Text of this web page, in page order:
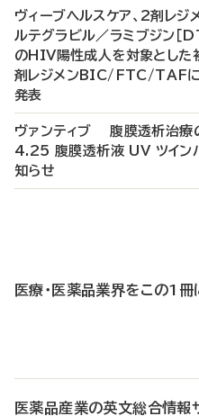
ヴィーブヘルスケア、2剤レジ
ルテグラビル／ラミブジン［
のHIV陽性成人を対象とした
剤レジメンBIC/FTC/TAFに
発表
ヴァンティブ 腹膜透析治療
4.25 腹膜透析液 UV ツイン
知らせ
医療・医薬品業界をこの1冊
医薬品産業の英文総合情報